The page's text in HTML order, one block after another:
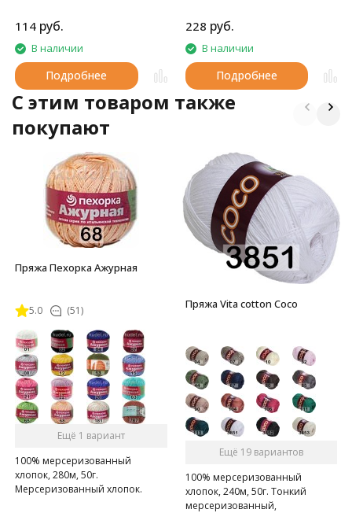
114 руб.
В наличии
Подробнее
228 руб.
В наличии
Подробнее
C этим товаром также
покупают
Пряжа Пехорка Ажурная
5.0 (51)
Ещё 1 вариант
100% мерсеризованный
хлопок, 280м, 50г.
Мерсеризованный хлопок.
Пряжа Vita cotton Coco
Ещё 19 вариантов
100% мерсеризованный
хлопок, 240м, 50г. Тонкий
мерсеризованный,